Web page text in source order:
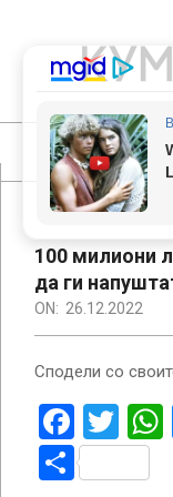
content
Primary
Navigation
100 милиони
да ги
ON: 26.12.2022
Сподели со
Share